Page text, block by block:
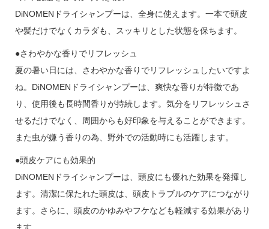
DiNOMENドライシャンプーは、全身に使えます。一本で頭皮
や髪だけでなくカラダも、スッキリとした状態を保ちます。
●さわやかな香りでリフレッシュ
夏の暑い日には、さわやかな香りでリフレッシュしたいですよ
ね。DiNOMENドライシャンプーは、爽快な香りが特徴であ
り、使用後も長時間香りが持続します。気分をリフレッシュさ
せるだけでなく、周囲からも好印象を与えることができます。
また虫が嫌う香りの為、野外での活動時にも活躍します。
●頭皮ケアにも効果的
DiNOMENドライシャンプーは、頭皮にも優れた効果を発揮し
ます。清潔に保たれた頭皮は、頭皮トラブルのケアにつながり
ます。さらに、頭皮のかゆみやフケなども軽減する効果があり